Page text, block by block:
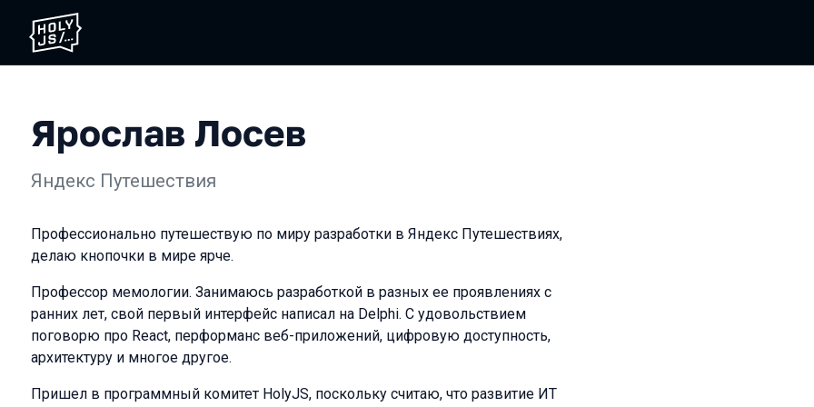
Ярослав Лосев
Яндекс Путешествия
Профессионально путешествую по миру разработки в Яндекс Путешествиях,
делаю кнопочки в мире ярче.
Профессор мемологии. Занимаюсь разработкой в разных ее проявлениях с
ранних лет, свой первый интерфейс написал на Delphi. С удовольствием
поговорю про React, перформанс веб-приложений, цифровую доступность,
архитектуру и многое другое.
Пришел в программный комитет HolyJS, поскольку считаю, что развитие ИТ